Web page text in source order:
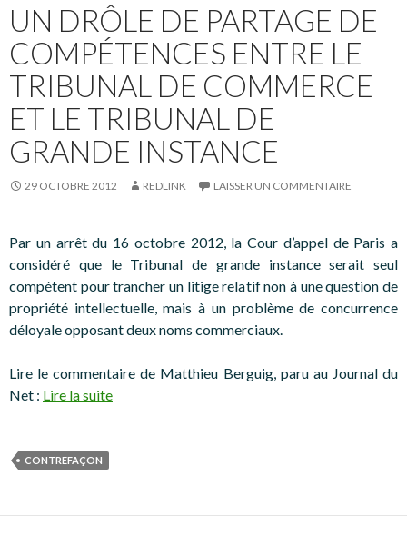
UN DRÔLE DE PARTAGE DE
COMPÉTENCES ENTRE LE
TRIBUNAL DE COMMERCE
ET LE TRIBUNAL DE
GRANDE INSTANCE
29 OCTOBRE 2012 REDLINK LAISSER UN COMMENTAIRE
Par un arrêt du 16 octobre 2012, la Cour d’appel de Paris a
considéré que le Tribunal de grande instance serait seul
compétent pour trancher un litige relatif non à une question de
propriété intellectuelle, mais à un problème de concurrence
déloyale opposant deux noms commerciaux.
Lire le commentaire de Matthieu Berguig, paru au Journal du
Net : Lire la suite
CONTREFAÇON